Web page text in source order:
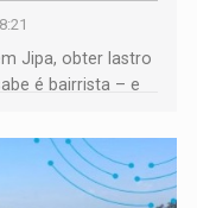
Jipa, obter lastro
é bairrista – e